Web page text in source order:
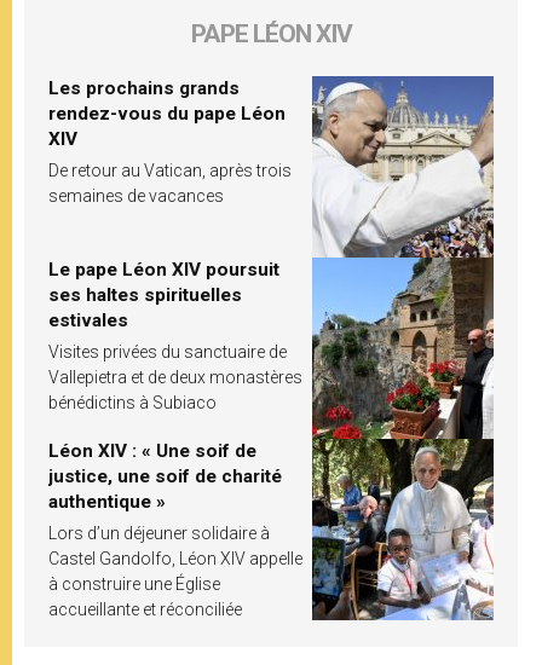
PAPE LÉON XIV
Les prochains grands
rendez-vous du pape Léon
XIV
De retour au Vatican, après trois
semaines de vacances
Le pape Léon XIV poursuit
ses haltes spirituelles
estivales
Visites privées du sanctuaire de
Vallepietra et de deux monastères
bénédictins à Subiaco
Léon XIV : « Une soif de
justice, une soif de charité
authentique »
Lors d’un déjeuner solidaire à
Castel Gandolfo, Léon XIV appelle
à construire une Église
accueillante et réconciliée